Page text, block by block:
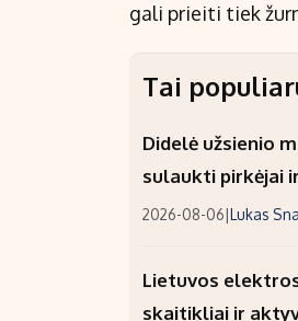
gali prieiti tiek
Tai
Didelė užsienio
sulaukti pirkėjai
2026-08-06|Lukas
Lietuvos
skaitikliai ir